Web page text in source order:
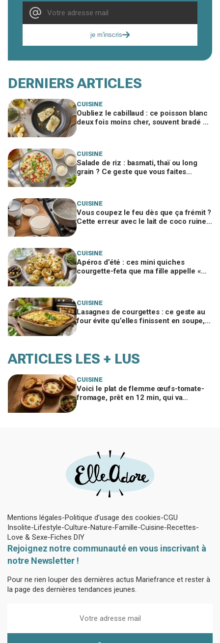
je m'inscris
DERNIERS ARTICLES
CUISINE
Oubliez le cabillaud : ce poisson blanc
deux fois moins cher, souvent bradé en
CUISINE
Salade de riz : basmati, thaï ou long
grain ? Ce geste que vous faites
CUISINE
Vous coupez le feu dès que ça frémit ?
Cette erreur avec le lait de coco ruine
CUISINE
Apéros d’été : ces mini quiches
courgette-feta que ma fille appelle «
CUISINE
Lasagnes de courgettes : ce geste au
four évite qu’elles finissent en soupe,
ARTICLES LES + LUS
CUISINE
Voici le plat de flemme œufs-tomate-
fromage, prêt en 12 min, qui va
Mentions légales Politique d’usage des cookies CGU
Insolite Lifestyle Culture Nature Famille Cuisine Recettes
Love & Sexe Fiches DIY
Rejoignez notre communauté en vous inscrivant à
notre Newsletter !
Pour ne rien louper des dernières actus Mariefrance et rester à
la page des dernières tendances jeunes.